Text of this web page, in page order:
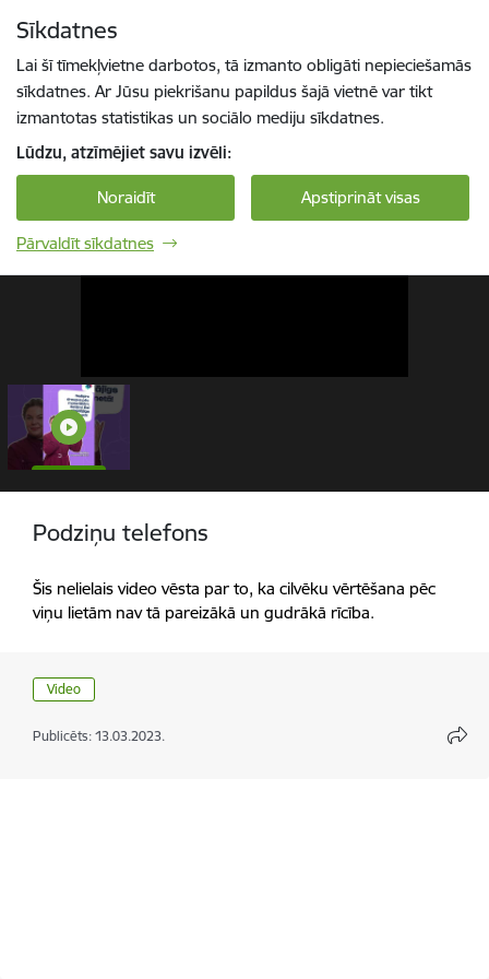
Sīkdatnes
Lai šī tīmekļvietne darbotos, tā izmanto obligāti nepieciešamās
sīkdatnes. Ar Jūsu piekrišanu papildus šajā vietnē var tikt
izmantotas statistikas un sociālo mediju sīkdatnes.
Lūdzu, atzīmējiet savu izvēli:
Noraidīt Apstiprināt visas
Pārvaldīt sīkdatnes
1 / 1
Podziņu telefons
Šis nelielais video vēsta par to, ka cilvēku vērtēšana pēc
viņu lietām nav tā pareizākā un gudrākā rīcība.
Video
Publicēts: 13.03.2023.